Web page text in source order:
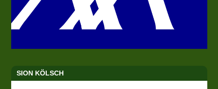
SION KÖLSCH